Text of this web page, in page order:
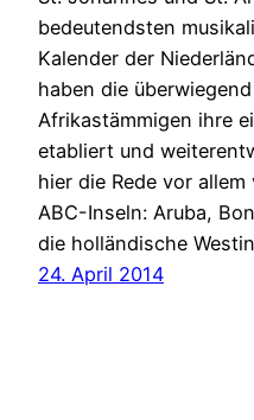
bedeutendsten
Kalender der
haben die
Afrikastämmigen ihre
etabliert und
hier die Rede vor
ABC-Inseln: Aruba,
die holländische
24. April 2014